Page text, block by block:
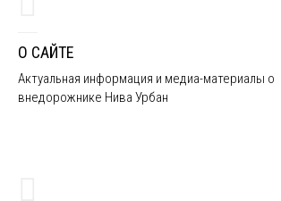
О САЙТЕ
Актуальная информация и медиа-материалы о
внедорожнике Нива Урбан